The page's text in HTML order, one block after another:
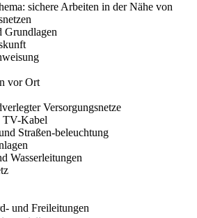
sichere Arbeiten in der Nähe von
Grundlagen
vor Ort
Versorgungsnetze
TV-Kabel
Straßen-beleuchtung
Wasserleitungen
und Freileitungen